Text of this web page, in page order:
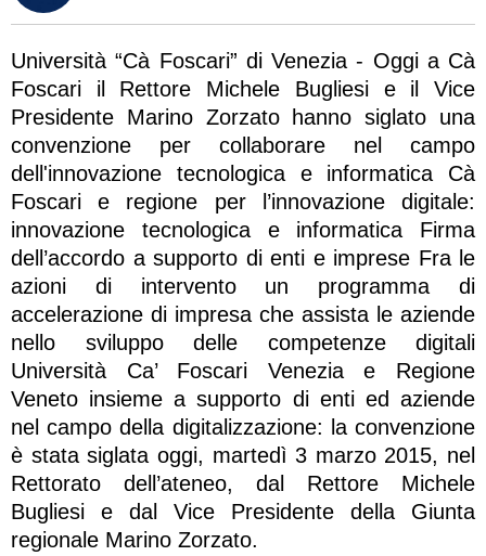
Università “Cà Foscari” di Venezia - Oggi a Cà
Foscari il Rettore Michele Bugliesi e il Vice
Presidente Marino Zorzato hanno siglato una
convenzione per collaborare nel campo
dell'innovazione tecnologica e informatica Cà
Foscari e regione per l’innovazione digitale:
innovazione tecnologica e informatica Firma
dell’accordo a supporto di enti e imprese Fra le
azioni di intervento un programma di
accelerazione di impresa che assista le aziende
nello sviluppo delle competenze digitali
Università Ca’ Foscari Venezia e Regione
Veneto insieme a supporto di enti ed aziende
nel campo della digitalizzazione: la convenzione
è stata siglata oggi, martedì 3 marzo 2015, nel
Rettorato dell’ateneo, dal Rettore Michele
Bugliesi e dal Vice Presidente della Giunta
regionale Marino Zorzato.